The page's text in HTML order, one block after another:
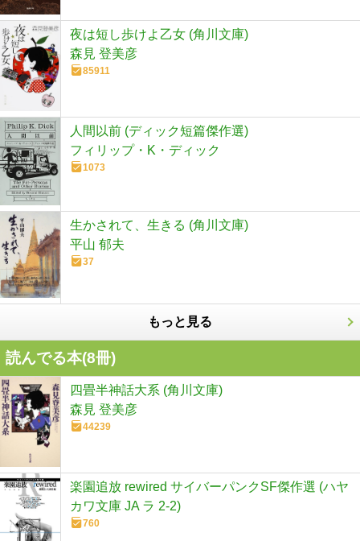
夜は短し歩けよ乙女 (角川文庫)
森見 登美彦
85911
人間以前 (ディック短篇傑作選)
フィリップ・K・ディック
1073
生かされて、生きる (角川文庫)
平山 郁夫
37
もっと見る
読んでる本(8冊)
四畳半神話大系 (角川文庫)
森見 登美彦
44239
楽園追放 rewired サイバーパンクSF傑作選 (ハヤ
カワ文庫 JA ラ 2-2)
760